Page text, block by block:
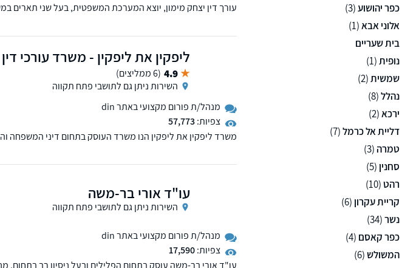
כפר יהושוע(3)
אלוני אבא(1)
בית שעריים
נופית(1)
שמשית(2)
נהלל(8)
ירכא(2)
דליית אל כרמל(7)
טמרה (3)
סחנין (5)
רהט(10)
קריית עקרון (6)
נשר(34)
כפר קאסם (4)
המשולש(6)
ליפקין את ליפקין - משרד עורכי דין
4.9 (6 ממליצים)
השירות ניתן גם לתושבי פתח תקווה
מנהל/ת פורום מקצועי באתר din
צפיות:57,773
עו"ד אורי בר-משה
השירות ניתן גם לתושבי פתח תקווה
מנהל/ת פורום מקצועי באתר din
צפיות:17,590
עו"ד אורי בר-משה עוסק בתחום הפלילים ובעל ניסיון רב